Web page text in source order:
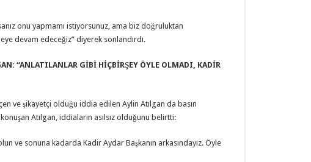
onu yapmamı istiyorsunuz, ama biz doğruluktan
devam edeceğiz” diyerek sonlandırdı.
‘‘ANLATILANLAR GİBİ HİÇBİRŞEY ÖYLE OLMADI, KADİR
ve şikayetçi olduğu iddia edilen Aylin Atılgan da basın
Atılgan, iddiaların asılsız olduğunu belirtti:
ve sonuna kadarda Kadir Aydar Başkanın arkasındayız. Öyle